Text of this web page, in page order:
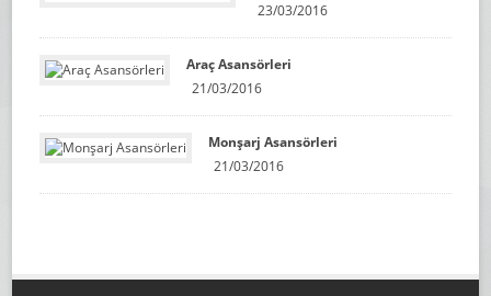
23/03/2016
Araç Asansörleri
21/03/2016
Monşarj Asansörleri
21/03/2016